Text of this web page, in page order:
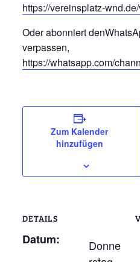
https://vereinsplatz-
Oder abonniert
verpassen,
https://whatsapp.com/
Zum Kalender
hinzufügen
DETAILS
Datum:
Donne